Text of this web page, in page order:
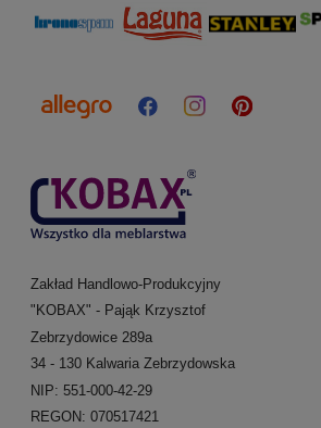
Zakład Handlowo-Produkcyjny
"KOBAX" - Pająk Krzysztof
Zebrzydowice 289a
34 - 130 Kalwaria Zebrzydowska
NIP: 551-000-42-29
REGON: 070517421